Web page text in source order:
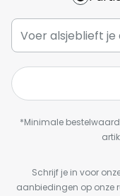
*Minimale
Schrijf je in voor
aanbiedingen op onze